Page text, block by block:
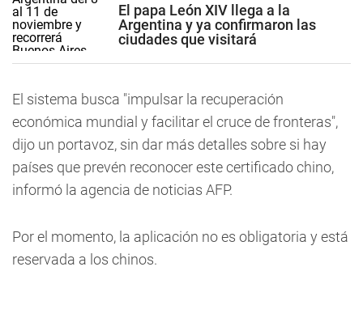
El papa León XIV llega a la
Argentina y ya confirmaron las
ciudades que visitará
El sistema busca "impulsar la recuperación
económica mundial y facilitar el cruce de fronteras",
dijo un portavoz, sin dar más detalles sobre si hay
países que prevén reconocer este certificado chino,
informó la agencia de noticias AFP.
Por el momento, la aplicación no es obligatoria y está
reservada a los chinos.